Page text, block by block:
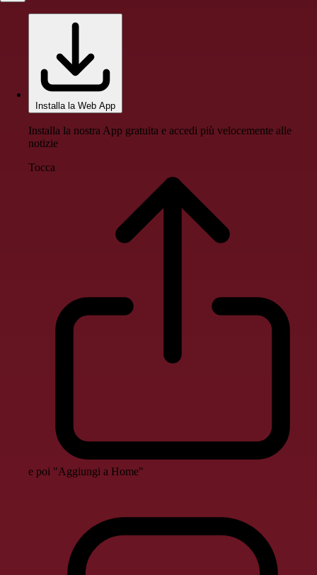
Installa la Web App
Installa la nostra App gratuita e accedi più velocemente alle
notizie
Tocca
e poi "Aggiungi a Home"